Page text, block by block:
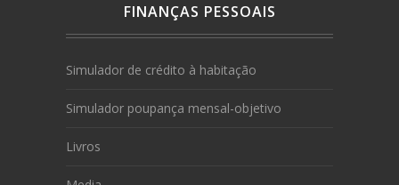
FINANÇAS PESSOAIS
Simulador de crédito à habitação
Simulador poupança mensal-objetivo
Livros